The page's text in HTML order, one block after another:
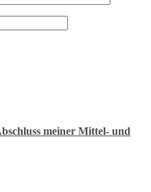
meiner Mittel- und